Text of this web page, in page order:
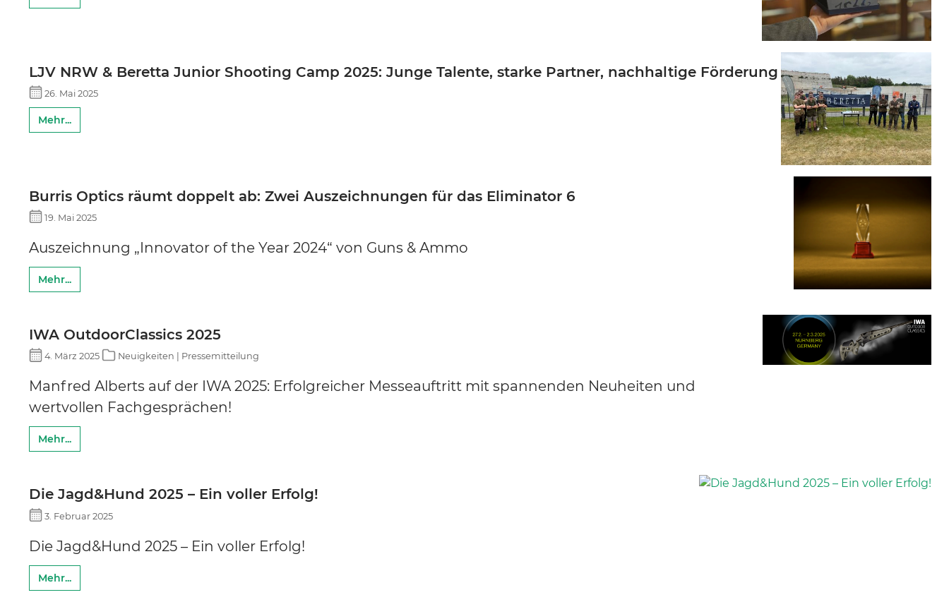
LJV NRW & Beretta Junior Shooting Camp 2025: Junge Talente, starke Partner, nachhaltige Förderung
26. Mai 2025
Mehr...
Burris Optics räumt doppelt ab: Zwei Auszeichnungen für das Eliminator 6
19. Mai 2025
Auszeichnung „Innovator of the Year 2024“ von Guns & Ammo
Mehr...
IWA OutdoorClassics 2025
4. März 2025 Neuigkeiten | Pressemitteilung
Manfred Alberts auf der IWA 2025: Erfolgreicher Messeauftritt mit spannenden Neuheiten und
wertvollen Fachgesprächen!
Mehr...
Die Jagd&Hund 2025 – Ein voller Erfolg!
3. Februar 2025
Die Jagd&Hund 2025 – Ein voller Erfolg!
Mehr...